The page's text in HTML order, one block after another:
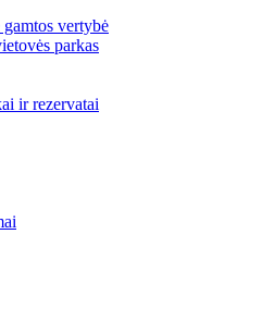
vertybė
parkas
ir rezervatai